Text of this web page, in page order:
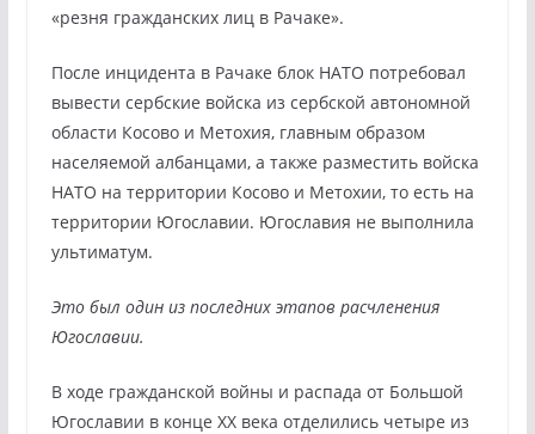
«резня гражданских лиц в Рачаке».
После инцидента в Рачаке блок НАТО потребовал
вывести сербские войска из сербской автономной
области Косово и Метохия, главным образом
населяемой албанцами, а также разместить войска
НАТО на территории Косово и Метохии, то есть на
территории Югославии. Югославия не выполнила
ультиматум.
Это был один из последних этапов расчленения
Югославии.
В ходе гражданской войны и распада от Большой
Югославии в конце XX века отделились четыре из